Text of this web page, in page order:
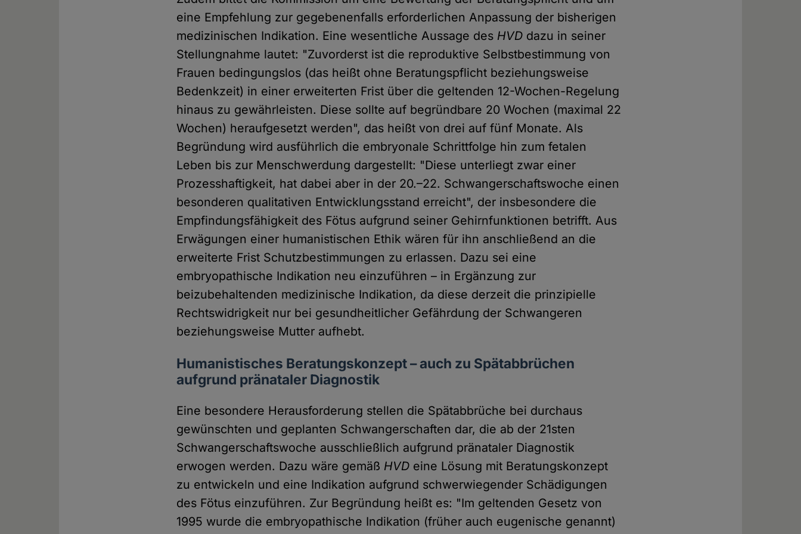
eine Empfehlung zur gegebenenfalls erforderlichen Anpassung der bisherigen
medizinischen Indikation. Eine wesentliche Aussage des HVD dazu in seiner
Stellungnahme lautet: "Zuvorderst ist die reproduktive Selbstbestimmung von
Frauen bedingungslos (das heißt ohne Beratungspflicht beziehungsweise
Bedenkzeit) in einer erweiterten Frist über die geltenden 12-Wochen-Regelung
hinaus zu gewährleisten. Diese sollte auf begründbare 20 Wochen (maximal 22
Wochen) heraufgesetzt werden", das heißt von drei auf fünf Monate. Als
Begründung wird ausführlich die embryonale Schrittfolge hin zum fetalen
Leben bis zur Menschwerdung dargestellt: "Diese unterliegt zwar einer
Prozesshaftigkeit, hat dabei aber in der 20.–22. Schwangerschaftswoche einen
besonderen qualitativen Entwicklungsstand erreicht", der insbesondere die
Empfindungsfähigkeit des Fötus aufgrund seiner Gehirnfunktionen betrifft. Aus
Erwägungen einer humanistischen Ethik wären für ihn anschließend an die
erweiterte Frist Schutzbestimmungen zu erlassen. Dazu sei eine
embryopathische Indikation neu einzuführen – in Ergänzung zur
beizubehaltenden medizinische Indikation, da diese derzeit die prinzipielle
Rechtswidrigkeit nur bei gesundheitlicher Gefährdung der Schwangeren
beziehungsweise Mutter aufhebt.
Humanistisches Beratungskonzept – auch zu Spätabbrüchen
aufgrund pränataler Diagnostik
Eine besondere Herausforderung stellen die Spätabbrüche bei durchaus
gewünschten und geplanten Schwangerschaften dar, die ab der 21sten
Schwangerschaftswoche ausschließlich aufgrund pränataler Diagnostik
erwogen werden. Dazu wäre gemäß HVD eine Lösung mit Beratungskonzept
zu entwickeln und eine Indikation aufgrund schwerwiegender Schädigungen
des Fötus einzuführen. Zur Begründung heißt es: "Im geltenden Gesetz von
1995 wurde die embryopathische Indikation (früher auch eugenische genannt)